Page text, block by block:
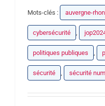
Mots-clés : auvergne-
cybersécurité ,
politiques publiques ,
sécurité , sécurité